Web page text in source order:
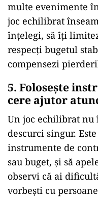
multe evenimente
joc echilibrat
înțelegi, să îți
respecți bugetul
compensezi
5. Folosește
cere ajutor
Un joc echilibrat nu
descurci singur.
instrumente de
sau buget, și să
observi că ai
vorbești cu